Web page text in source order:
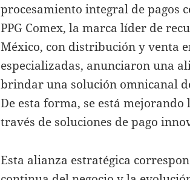
procesamiento integral de pagos
PPG Comex, la marca líder de
México, con distribución y venta
especializadas, anunciaron una
brindar una solución omnicanal
De esta forma, se está
través de soluciones de pago
Esta alianza estratégica